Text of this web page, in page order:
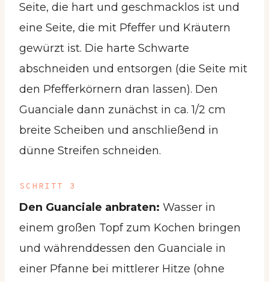
Seite, die hart und geschmacklos ist und
eine Seite, die mit Pfeffer und Kräutern
gewürzt ist. Die harte Schwarte
abschneiden und entsorgen (die Seite mit
den Pfefferkörnern dran lassen). Den
Guanciale dann zunächst in ca. 1/2 cm
breite Scheiben und anschließend in
dünne Streifen schneiden.
SCHRITT 3
Den Guanciale anbraten: Wasser in
einem großen Topf zum Kochen bringen
und währenddessen den Guanciale in
einer Pfanne bei mittlerer Hitze (ohne